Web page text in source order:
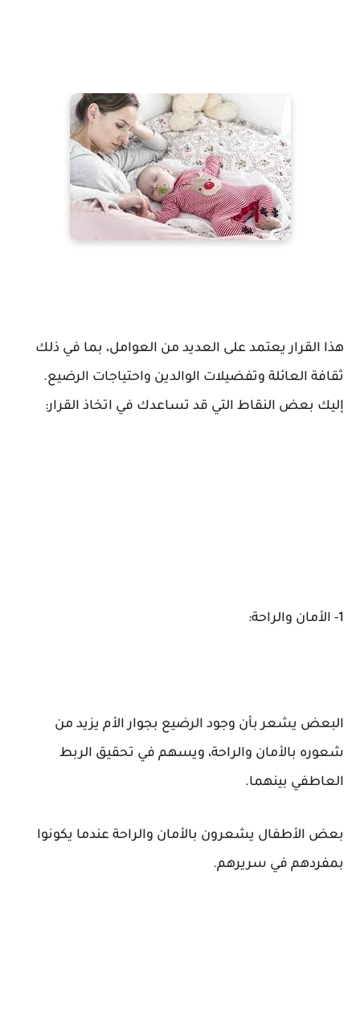
هذا القرار يعتمد على العديد من العوامل، بما في ذلك
ثقافة العائلة وتفضيلات الوالدين واحتياجات الرضيع.
إليك بعض النقاط التي قد تساعدك في اتخاذ القرار:
1- الأمان والراحة:
البعض يشعر بأن وجود الرضيع بجوار الأم يزيد من
شعوره بالأمان والراحة، ويسهم في تحقيق الربط
العاطفي بينهما.
بعض الأطفال يشعرون بالأمان والراحة عندما يكونوا
بمفردهم في سريرهم.